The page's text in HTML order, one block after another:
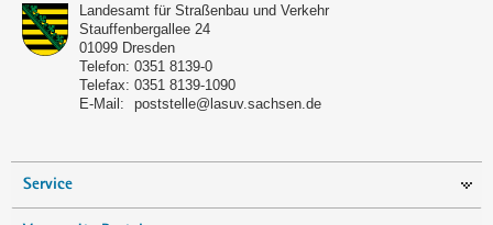
Landesamt für Straßenbau und Verkehr
Stauffenbergallee 24
01099 Dresden
Telefon: 0351 8139-0
Telefax: 0351 8139-1090
E-Mail:
poststelle@lasuv.sachsen.de
Service